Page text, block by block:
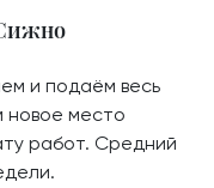
и подаём весь
новое место
работ. Средний